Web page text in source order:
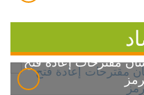
مقترحات إعادة فتح